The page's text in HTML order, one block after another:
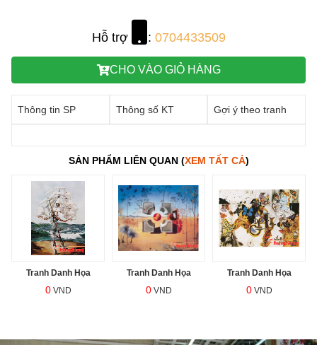
Hỗ trợ : 0704433509
CHO VÀO GIỎ HÀNG
Thông tin SP Thông số KT Gợi ý theo tranh
SẢN PHẨM LIÊN QUAN (XEM TẤT CẢ)
Tranh Danh Họa
0VND
Tranh Danh Họa
0VND
Tranh Danh Họa
0VND